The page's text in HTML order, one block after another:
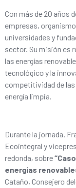
Con más de 20 años
empresas,
universidades y
sector. Su misión es
las energías
tecnológico y la
competitividad de las
energía limpia.
Durante la jornada,
Ecointegral y
redonda, sobre
energías
Cataño, Consejero